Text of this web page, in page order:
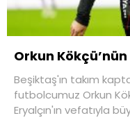
Orkun Kökçü’nün
Beşiktaş'ın takım
futbolcumuz Orkun
Eryalçın'ın vefatıyla